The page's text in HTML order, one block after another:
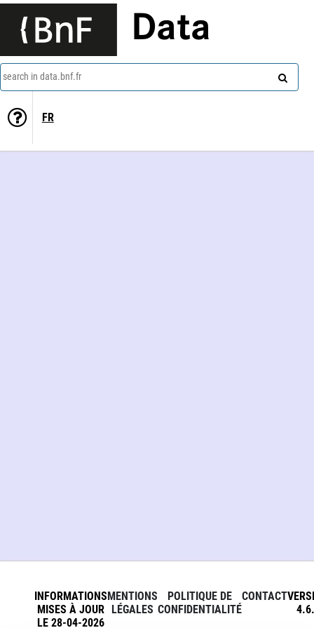
Data
search in data.bnf.fr
FR
INFORMATIONS
MISES À JOUR
LE 28-04-2026
MENTIONS
LÉGALES
POLITIQUE DE
CONFIDENTIALITÉ
CONTACT